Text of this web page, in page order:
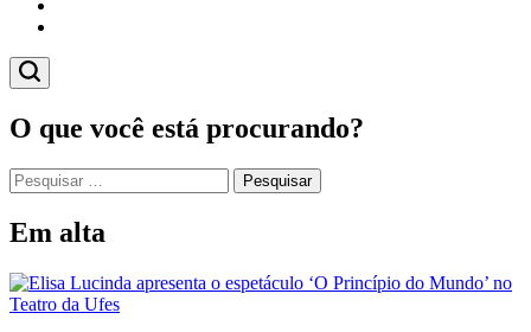
O que você está procurando?
Em alta